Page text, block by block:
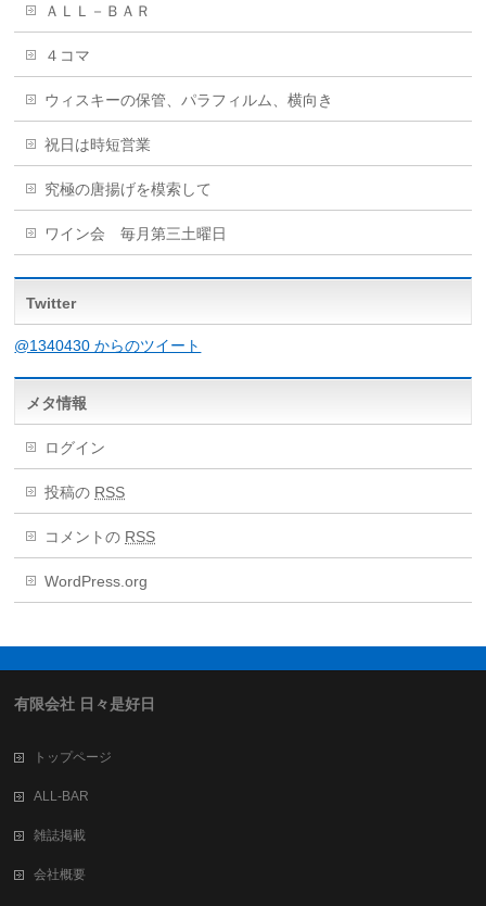
ＡＬＬ－ＢＡＲ
４コマ
ウィスキーの保管、パラフィルム、横向き
祝日は時短営業
究極の唐揚げを模索して
ワイン会 毎月第三土曜日
Twitter
@1340430 からのツイート
メタ情報
ログイン
投稿の RSS
コメントの RSS
WordPress.org
有限会社 日々是好日
トップページ
ALL-BAR
雑誌掲載
会社概要